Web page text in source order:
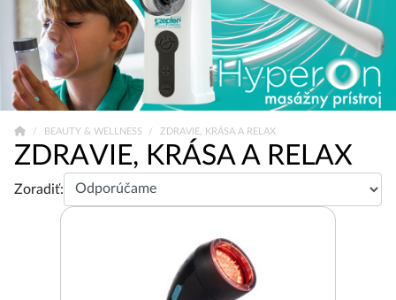
BEAUTY & WELLNESS ZDRAVIE, KRÁSA A RELAX
ZDRAVIE, KRÁSA A RELAX
Zoradiť: